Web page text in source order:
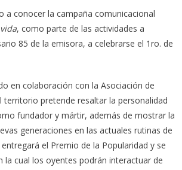
a conocer la campaña comunicacional
, como parte de las actividades a
85 de la emisora, a celebrarse el 1ro. de
en colaboración con la Asociación de
territorio pretende resaltar la personalidad
fundador y mártir, además de mostrar la
generaciones en las actuales rutinas de
el Premio de la Popularidad y se
la cual los oyentes podrán interactuar de